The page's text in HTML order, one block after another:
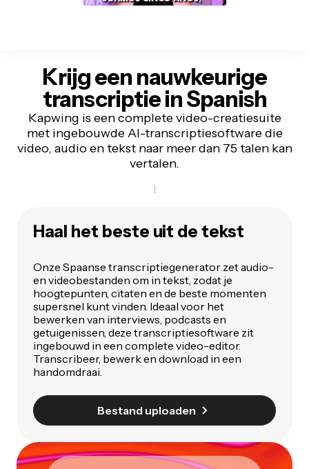
Krijg een nauwkeurige
transcriptie inSpanish
Kapwing is een complete video-creatiesuite
met ingebouwde AI-transcriptiesoftware die
video, audio en tekst naar meer dan 75 talen kan
vertalen.
Haal het beste uit de tekst
Onze Spaanse transcriptiegenerator zet audio-
en videobestanden om in tekst, zodat je
hoogtepunten, citaten en de beste momenten
supersnel kunt vinden. Ideaal voor het
bewerken van interviews, podcasts en
getuigenissen, deze transcriptiesoftware zit
ingebouwd in een complete video-editor.
Transcribeer, bewerk en download in een
handomdraai.
Bestand uploaden